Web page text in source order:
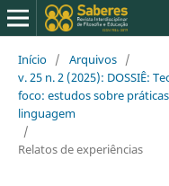
Início / Arquivos /
v. 25 n. 2 (2025): DOSSIÊ:
foco: estudos sobre
linguagem
/
Relatos de experiências